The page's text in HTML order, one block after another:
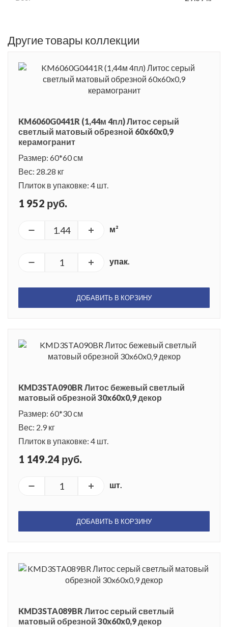
Другие товары коллекции
KM6060G0441R (1,44м 4пл) Литос серый
светлый матовый обрезной 60x60x0,9
керамогранит
Размер: 60*60 см
Вес: 28.28 кг
Плиток в упаковке: 4 шт.
1 952 руб.
м²
упак.
ДОБАВИТЬ В КОРЗИНУ
KMD3STA090BR Литос бежевый светлый
матовый обрезной 30x60x0,9 декор
Размер: 60*30 см
Вес: 2.9 кг
Плиток в упаковке: 4 шт.
1 149.24 руб.
шт.
ДОБАВИТЬ В КОРЗИНУ
KMD3STA089BR Литос серый светлый
матовый обрезной 30x60x0,9 декор